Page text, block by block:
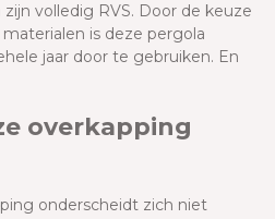
volledig RVS. Door de keuze
is deze pergola
jaar door te gebruiken. En
overkapping
onderscheidt zich niet